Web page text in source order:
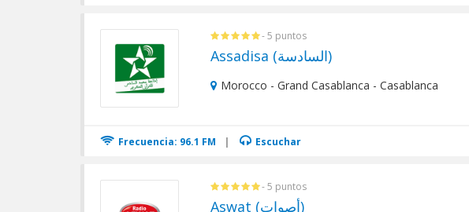
- 5 puntos
Assadisa (السادسة)
Morocco - Grand Casablanca - Casablanca
Frecuencia: 96.1 FM | Escuchar
- 5 puntos
Aswat (أصوات)